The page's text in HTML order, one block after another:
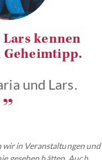
kennen
Geheimtipp.
und Lars.
„
in Veranstaltungen und